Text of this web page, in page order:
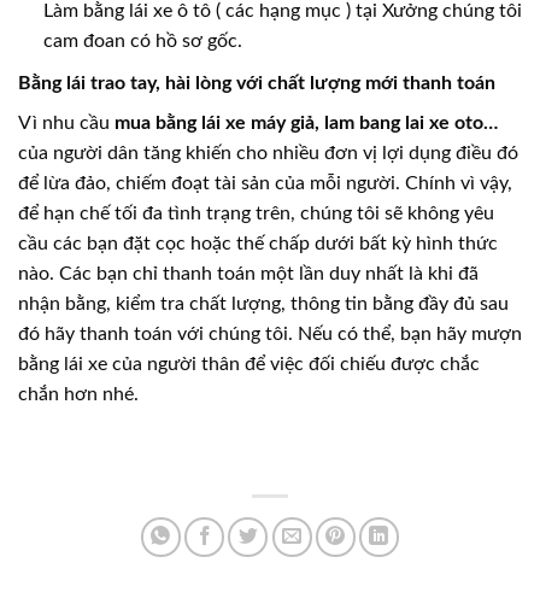
Làm bằng lái xe ô tô ( các hạng mục ) tại Xưởng chúng tôi
cam đoan có hồ sơ gốc.
Bằng lái trao tay, hài lòng với chất lượng mới thanh toán
Vì nhu cầu mua bằng lái xe máy giả, lam bang lai xe oto…
của người dân tăng khiến cho nhiều đơn vị lợi dụng điều đó
để lừa đảo, chiếm đoạt tài sản của mỗi người. Chính vì vậy,
để hạn chế tối đa tình trạng trên, chúng tôi sẽ không yêu
cầu các bạn đặt cọc hoặc thế chấp dưới bất kỳ hình thức
nào. Các bạn chỉ thanh toán một lần duy nhất là khi đã
nhận bằng, kiểm tra chất lượng, thông tin bằng đầy đủ sau
đó hãy thanh toán với chúng tôi. Nếu có thể, bạn hãy mượn
bằng lái xe của người thân để việc đối chiếu được chắc
chắn hơn nhé.